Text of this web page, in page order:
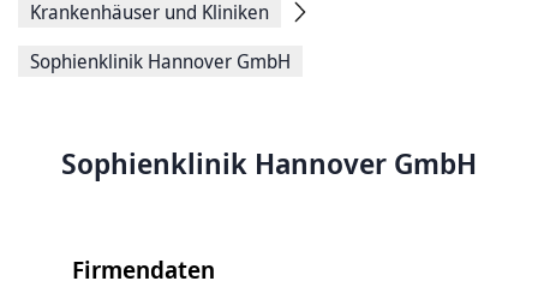
Seite
Krankenhäuser und Kliniken
Sophienklinik Hannover GmbH
Sophienklinik Hannover GmbH
Firmendaten